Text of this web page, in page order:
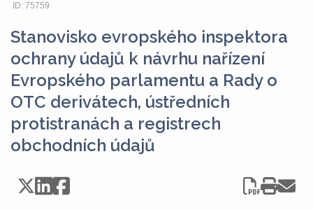
ID: 75759
Stanovisko evropského inspektora
ochrany údajů k návrhu nařízení
Evropského parlamentu a Rady o
OTC derivátech, ústředních
protistranách a registrech
obchodních údajů